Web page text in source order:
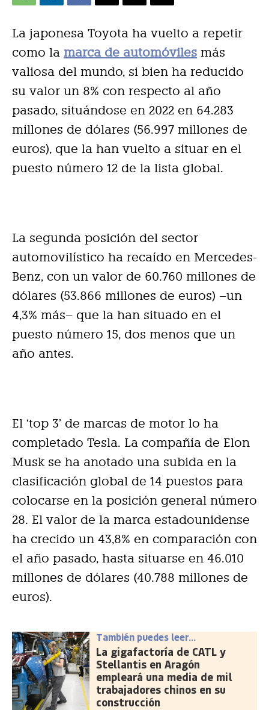
La japonesa Toyota ha vuelto a repetir
como la marca de automóviles más
valiosa del mundo, si bien ha reducido
su valor un 8% con respecto al año
pasado, situándose en 2022 en 64.283
millones de dólares (56.997 millones de
euros), que la han vuelto a situar en el
puesto número 12 de la lista global.
La segunda posición del sector
automovilístico ha recaído en Mercedes-
Benz, con un valor de 60.760 millones de
dólares (53.866 millones de euros) –un
4,3% más– que la han situado en el
puesto número 15, dos menos que un
año antes.
El ‘top 3’ de marcas de motor lo ha
completado Tesla. La compañía de Elon
Musk se ha anotado una subida en la
clasificación global de 14 puestos para
colocarse en la posición general número
28. El valor de la marca estadounidense
ha crecido un 43,8% en comparación con
el año pasado, hasta situarse en 46.010
millones de dólares (40.788 millones de
euros).
También puedes leer...
La gigafactoría de CATL y
Stellantis en Aragón
empleará una media de mil
trabajadores chinos en su
construcción